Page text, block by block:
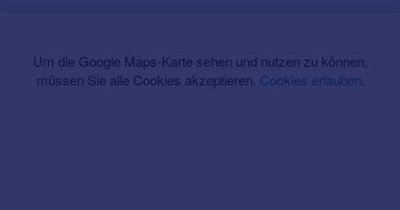
Um die Google Maps-Karte sehen und nutzen zu können,
müssen Sie alle Cookies akzeptieren. Cookies erlauben.